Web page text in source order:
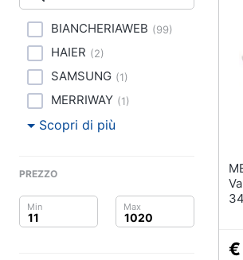
Arredo
Brico e Giardinaggio
Salute e igiene
Prima infanzia
BIANCHERIAWEB (99)
HAIER (2)
SAMSUNG (1)
MERRIWAY (1)
Scopri di più
PREZZO